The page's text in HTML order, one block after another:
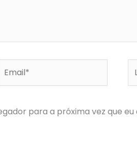
na
para a próxima vez que